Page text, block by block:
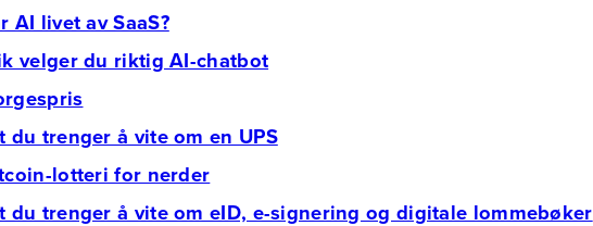
AI livet av SaaS?
velger du riktig AI-chatbot
du trenger å vite om en UPS
lotteri for nerder
du trenger å vite om eID, e-signering og digitale lommebøker